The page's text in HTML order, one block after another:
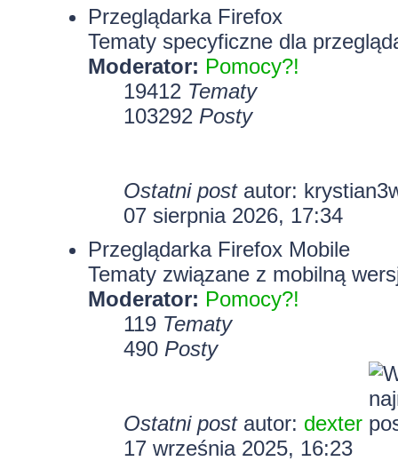
Przeglądarka Firefox
Tematy specyficzne dla
Moderator: Pomocy?!
19412 Tematy
103292 Posty
Ostatni postautor:
07 sierpnia 2026, 17:34
Przeglądarka Firefox Mobile
Tematy związane z mobilną
Moderator: Pomocy?!
119 Tematy
490 Posty
Ostatni postautor: dexter
17 września 2025, 16:23